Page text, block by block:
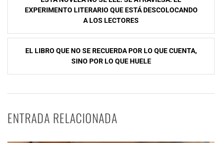
entradas
EXPERIMENTO LITERARIO QUE ESTÁ DESCOLOCANDO
A LOS LECTORES
EL LIBRO QUE NO SE RECUERDA POR LO QUE CUENTA,
SINO POR LO QUE HUELE
ENTRADA RELACIONADA